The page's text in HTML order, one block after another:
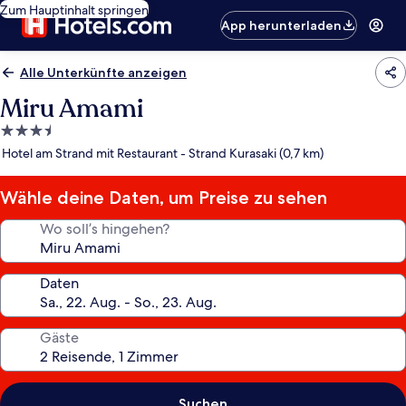
Zum Hauptinhalt springen
App herunterladen
Alle Unterkünfte anzeigen
Miru Amami
3.5-
Sterne-
Hotel am Strand mit Restaurant - Strand Kurasaki (0,7 km)
Wähle deine Daten, um Preise zu sehen
Wo soll’s hingehen?
Daten
Gäste